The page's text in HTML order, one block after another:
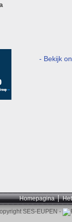
- Bekijk
Homepagina
SES-EUPEN -